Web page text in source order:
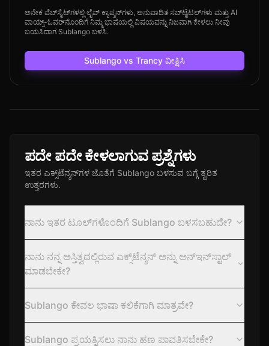
ಅನೇಕ ವೆಬ್‌ಸೈಟ್‌ಗಳಲ್ಲಿ ಲೈವ್ ಕ್ಯಾಪ್ಶನ್‌ಗಳು, ಅನುವಾದಿತ ಸಬ್‌ಟೈಟಲ್‌ಗಳು ಮತ್ತು AI
ವಾಯ್ಸ್-ಓವರ್‌ನೊಂದಿಗೆ ನಿಮ್ಮ ಭಾಷೆಯಲ್ಲಿ ವಿಷಯವನ್ನು ನಿಜವಾಗಿ ಕೇಳಲು ನೀವು
ಬಯಸಿದಾಗ Sublango ಬಳಸಿ.
Sublango vs Trancy ವೀಕ್ಷಿಸಿ
ಪದೇ ಪದೇ ಕೇಳಲಾಗುವ ಪ್ರಶ್ನೆಗಳು
ಇತರ ಎಕ್ಸ್‌ಟೆನ್ಶನ್‌ಗಳ ಜೊತೆಗೆ Sublango ಬಳಸುವ ಬಗ್ಗೆ ತ್ವರಿತ
ಉತ್ತರಗಳು.
ನಾನು ಇತರ ಟೂಲ್‌ಗಳೊಂದಿಗೆ Sublango ಬಳಸಬಹುದೇ?
ನಾನು ನನ್ನ ಅಸ್ತಿತ್ವದಲ್ಲಿರುವ ಎಕ್ಸ್‌ಟೆನ್ಶನ್ ಅನ್ನು ಅನ್‌ಇನ್‌ಸ್ಟಾಲ್
ಮಾಡಬೇಕೇ?
Sublango ಕೇವಲ ಭಾಷಾ ಕಲಿಕೆಗಾಗಿ ಮಾತ್ರವೇ?
Sublango ಪ್ರಯತ್ನಿಸಲು ನಾನು ಹಣ ಪಾವತಿಸಬೇಕೇ?